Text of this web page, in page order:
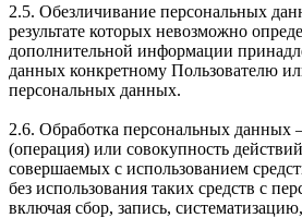
2.5. Обезличивание персональных
результате которых невозможно
дополнительной информации
данных конкретному Пользователю
персональных данных.
2.6. Обработка персональных данных
(операция) или совокупность
совершаемых с использованием
без использования таких средств с
включая сбор, запись,